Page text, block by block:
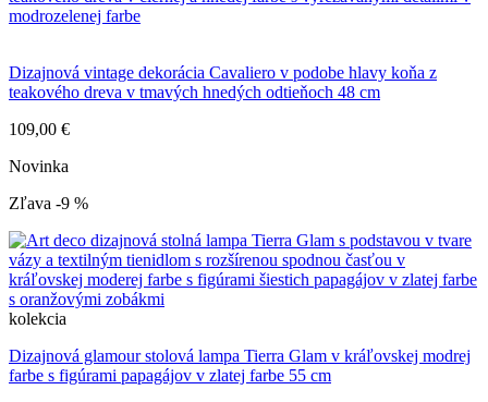
Dizajnová vintage dekorácia Cavaliero v podobe hlavy koňa z
teakového dreva v tmavých hnedých odtieňoch 48 cm
109,00 €
Novinka
Zľava -9 %
kolekcia
Dizajnová glamour stolová lampa Tierra Glam v kráľovskej modrej
farbe s figúrami papagájov v zlatej farbe 55 cm